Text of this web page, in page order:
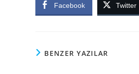
Facebook Twitter
BENZER YAZILAR